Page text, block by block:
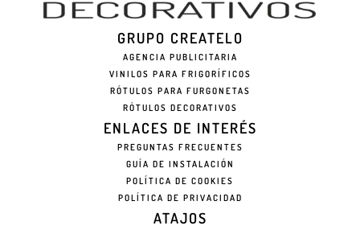
GRUPO CREATELO
AGENCIA PUBLICITARIA
VINILOS PARA FRIGORÍFICOS
RÓTULOS PARA FURGONETAS
RÓTULOS DECORATIVOS
ENLACES DE INTERÉS
PREGUNTAS FRECUENTES
GUÍA DE INSTALACIÓN
POLÍTICA DE COOKIES
POLÍTICA DE PRIVACIDAD
ATAJOS